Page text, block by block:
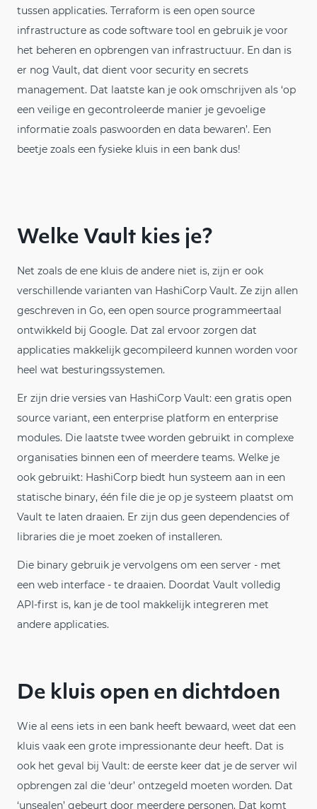
tussen applicaties. Terraform is een open source
infrastructure as code software tool en gebruik je voor
het beheren en opbrengen van infrastructuur. En dan is
er nog Vault, dat dient voor security en secrets
management. Dat laatste kan je ook omschrijven als ‘op
een veilige en gecontroleerde manier je gevoelige
informatie zoals paswoorden en data bewaren’. Een
beetje zoals een fysieke kluis in een bank dus!
Welke Vault kies je?
Net zoals de ene kluis de andere niet is, zijn er ook
verschillende varianten van HashiCorp Vault. Ze zijn allen
geschreven in Go, een open source programmeertaal
ontwikkeld bij Google. Dat zal ervoor zorgen dat
applicaties makkelijk gecompileerd kunnen worden voor
heel wat besturingssystemen.
Er zijn drie versies van HashiCorp Vault: een gratis open
source variant, een enterprise platform en enterprise
modules. Die laatste twee worden gebruikt in complexe
organisaties binnen een of meerdere teams. Welke je
ook gebruikt: HashiCorp biedt hun systeem aan in een
statische binary, één file die je op je systeem plaatst om
Vault te laten draaien. Er zijn dus geen dependencies of
libraries die je moet zoeken of installeren.
Die binary gebruik je vervolgens om een server - met
een web interface - te draaien. Doordat Vault volledig
API-first is, kan je de tool makkelijk integreren met
andere applicaties.
De kluis open en dichtdoen
Wie al eens iets in een bank heeft bewaard, weet dat een
kluis vaak een grote impressionante deur heeft. Dat is
ook het geval bij Vault: de eerste keer dat je de server wil
opbrengen zal die ‘deur’ ontzegeld moeten worden. Dat
‘unsealen’ gebeurt door meerdere personen. Dat komt